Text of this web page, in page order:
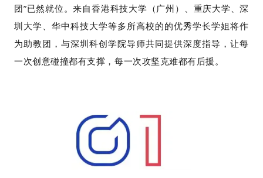
团”已然就位。来自香港科技大学（广州）
、重庆大学、深
圳大学、华中科技大学等多所高校的的优秀学长学姐将作
为助教团，与深圳科创学院导师共同提供深度指导，让每
一次创意碰撞都有支撑，每一次攻坚克难都有后援。